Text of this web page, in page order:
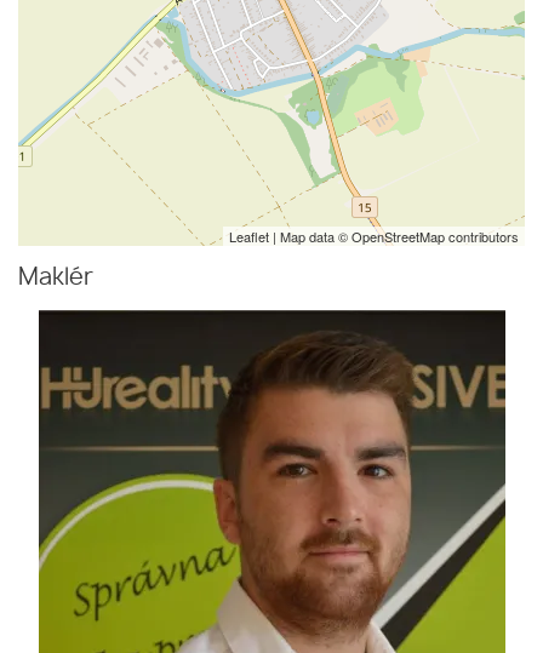
Leaflet | Map data ©OpenStreetMapcontributors
Maklér